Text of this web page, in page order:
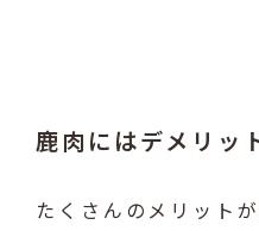
鹿肉にはデメリッ
たくさんのメリット